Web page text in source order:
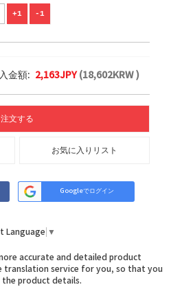
+1 -1
金額: 2,163JPY(18,602KRW )
注文する
お気に入りリスト
Googleでログイン
Language ▼
accurate and detailed product
service for you, so that you
the product details.